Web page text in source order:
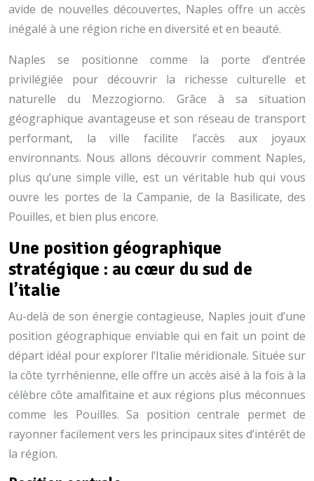
avide de nouvelles découvertes, Naples offre un accès
inégalé à une région riche en diversité et en beauté.
Naples se positionne comme la porte d’entrée
privilégiée pour découvrir la richesse culturelle et
naturelle du Mezzogiorno. Grâce à sa situation
géographique avantageuse et son réseau de transport
performant, la ville facilite l’accès aux joyaux
environnants. Nous allons découvrir comment Naples,
plus qu’une simple ville, est un véritable hub qui vous
ouvre les portes de la Campanie, de la Basilicate, des
Pouilles, et bien plus encore.
Une position géographique
stratégique : au cœur du sud de
l’italie
Au-delà de son énergie contagieuse, Naples jouit d’une
position géographique enviable qui en fait un point de
départ idéal pour explorer l’Italie méridionale. Située sur
la côte tyrrhénienne, elle offre un accès aisé à la fois à la
célèbre côte amalfitaine et aux régions plus méconnues
comme les Pouilles. Sa position centrale permet de
rayonner facilement vers les principaux sites d’intérêt de
la région.